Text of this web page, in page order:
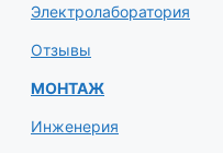
Электролаборатория
Отзывы
МОНТАЖ
Инженерия